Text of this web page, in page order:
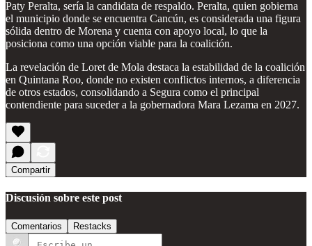
Paty Peralta, sería la candidata de respaldo. Peralta, quien gobierna
el municipio donde se encuentra Cancún, es considerada una figura
sólida dentro de Morena y cuenta con apoyo local, lo que la
posiciona como una opción viable para la coalición.
La revelación de Loret de Mola destaca la estabilidad de la coalición
en Quintana Roo, donde no existen conflictos internos, a diferencia
de otros estados, consolidando a Segura como el principal
contendiente para suceder a la gobernadora Mara Lezama en 2027.
Compartir
Discusión sobre este post
Comentarios Restacks